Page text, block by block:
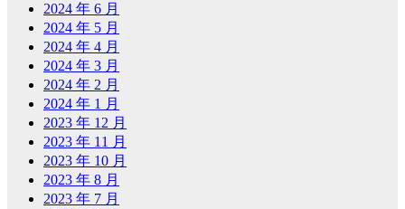
2024 年 6 月
2024 年 5 月
2024 年 4 月
2024 年 3 月
2024 年 2 月
2024 年 1 月
2023 年 12 月
2023 年 11 月
2023 年 10 月
2023 年 8 月
2023 年 7 月